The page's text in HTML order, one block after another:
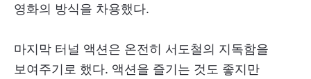
영화의 방식을 차용했다.
마지막 터널 액션은 온전히 서도철의 지독함을
보여주기로 했다. 액션을 즐기는 것도 좋지만